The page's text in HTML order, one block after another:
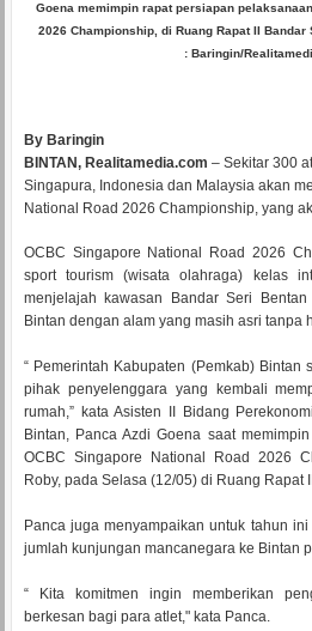
Goena memimpin rapat persiapan
2026 Championship, di Ruang Rapat II Bandar
: Baringin/
By Baringin
BINTAN, Realitamedia.com – Sekitar 300
Singapura, Indonesia dan Malaysia akan
National Road 2026 Championship, yang
OCBC Singapore National Road 2026
sport tourism (wisata olahraga) kelas
menjelajah kawasan Bandar Seri
Bintan dengan alam yang masih asri tanpa
“ Pemerintah Kabupaten (Pemkab) Bintan
pihak penyelenggara yang kembali
rumah,” kata Asisten II Bidang
Bintan, Panca Azdi Goena saat
OCBC Singapore National Road 2026
Roby, pada Selasa (12/05) di Ruang Rapat
Panca juga menyampaikan untuk tahun
jumlah kunjungan mancanegara ke Bintan
“ Kita komitmen ingin memberikan
berkesan bagi para atlet," kata Panca.